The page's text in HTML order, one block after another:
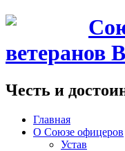
Честь и
Главная
О Союзе офицеров
Устав